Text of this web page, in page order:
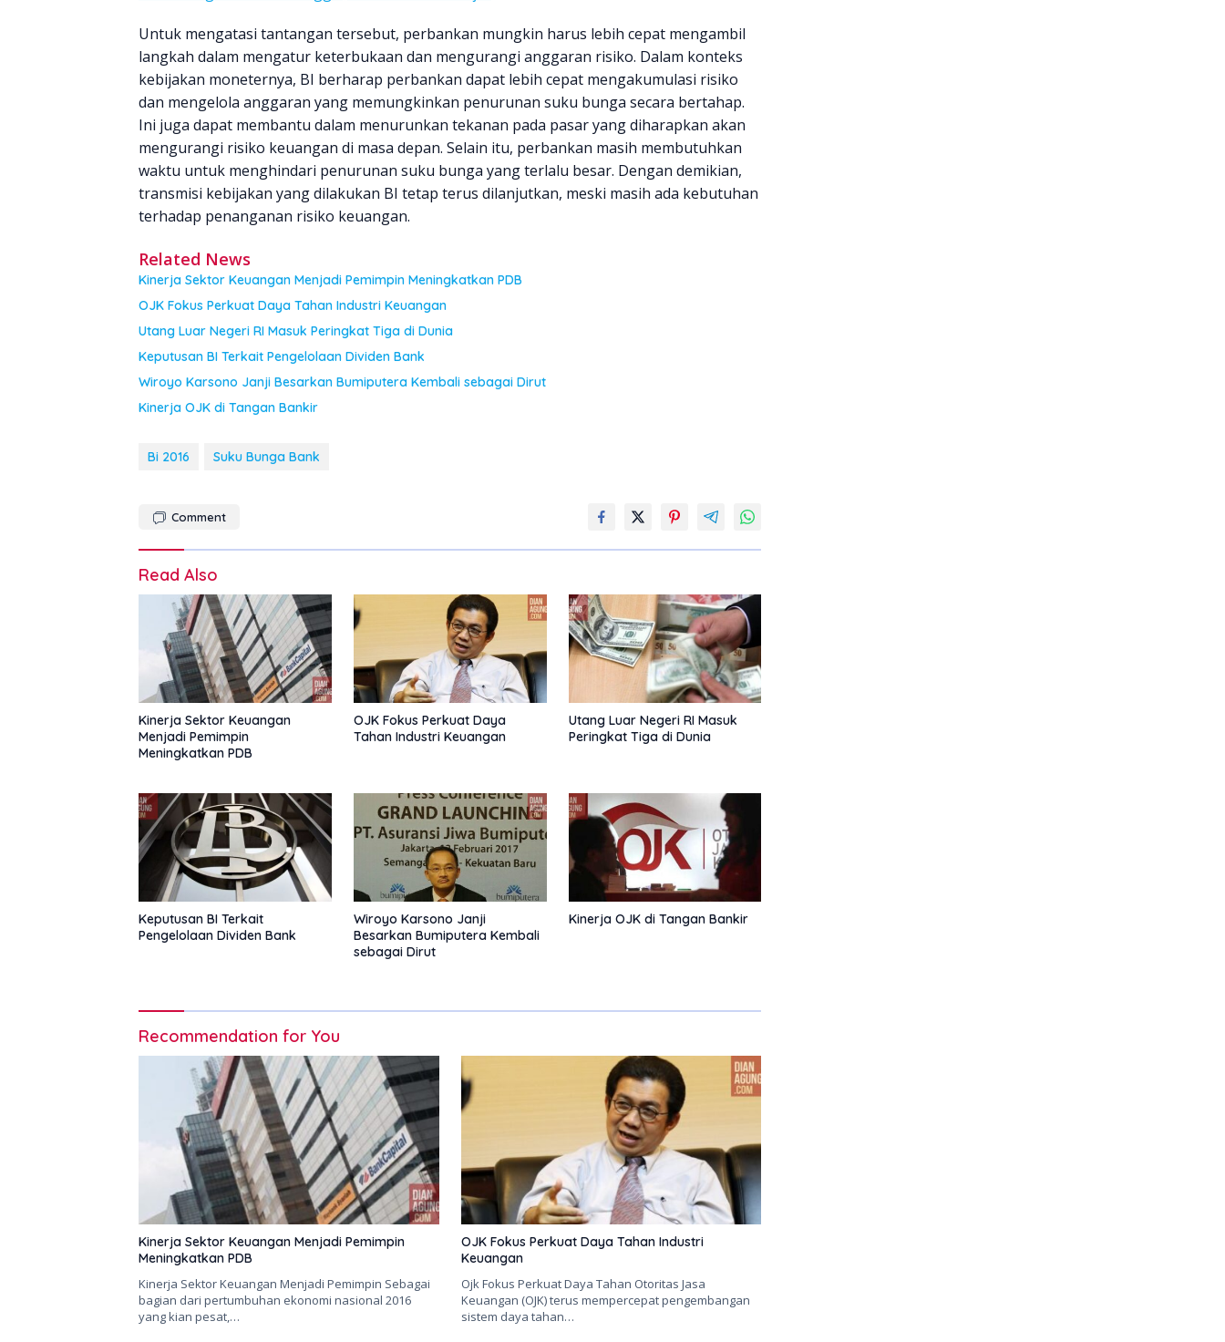
Untuk mengatasi tantangan tersebut, perbankan mungkin harus lebih cepat mengambil
langkah dalam mengatur keterbukaan dan mengurangi anggaran risiko. Dalam konteks
kebijakan moneternya, BI berharap perbankan dapat lebih cepat mengakumulasi risiko
dan mengelola anggaran yang memungkinkan penurunan suku bunga secara bertahap.
Ini juga dapat membantu dalam menurunkan tekanan pada pasar yang diharapkan akan
mengurangi risiko keuangan di masa depan. Selain itu, perbankan masih membutuhkan
waktu untuk menghindari penurunan suku bunga yang terlalu besar. Dengan demikian,
transmisi kebijakan yang dilakukan BI tetap terus dilanjutkan, meski masih ada kebutuhan
terhadap penanganan risiko keuangan.
Related News
Kinerja Sektor Keuangan Menjadi Pemimpin Meningkatkan PDB
OJK Fokus Perkuat Daya Tahan Industri Keuangan
Utang Luar Negeri RI Masuk Peringkat Tiga di Dunia
Keputusan BI Terkait Pengelolaan Dividen Bank
Wiroyo Karsono Janji Besarkan Bumiputera Kembali sebagai Dirut
Kinerja OJK di Tangan Bankir
Bi 2016 Suku Bunga Bank
Comment
Read Also
Kinerja Sektor Keuangan
Menjadi Pemimpin
Meningkatkan PDB
OJK Fokus Perkuat Daya
Tahan Industri Keuangan
Utang Luar Negeri RI Masuk
Peringkat Tiga di Dunia
Keputusan BI Terkait
Pengelolaan Dividen Bank
Wiroyo Karsono Janji
Besarkan Bumiputera Kembali
sebagai Dirut
Kinerja OJK di Tangan Bankir
Recommendation for You
Kinerja Sektor Keuangan Menjadi Pemimpin
Meningkatkan PDB
Kinerja Sektor Keuangan Menjadi Pemimpin Sebagai
bagian dari pertumbuhan ekonomi nasional 2016
yang kian pesat,…
OJK Fokus Perkuat Daya Tahan Industri
Keuangan
Ojk Fokus Perkuat Daya Tahan Otoritas Jasa
Keuangan (OJK) terus mempercepat pengembangan
sistem daya tahan…